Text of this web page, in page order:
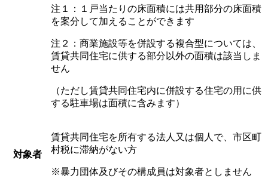
注１：１戸当たりの床面積には共用部分の床面積
を案分して加えることができます
注２：商業施設等を併設する複合型については、
賃貸共同住宅に供する部分以外の面積は該当しま
せん
（ただし賃貸共同住宅内に併設する住宅の用に供
する駐車場は面積に含みます）
対象者
賃貸共同住宅を所有する法人又は個人で、市区町
村税に滞納がない方
※暴力団体及びその構成員は対象者としません